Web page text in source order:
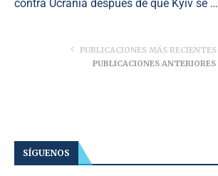
contra Ucrania después de que Kyiv se …
PUBLICACIONES MÁS RECIENTES
PUBLICACIONES ANTERIORES
SÍGUENOS